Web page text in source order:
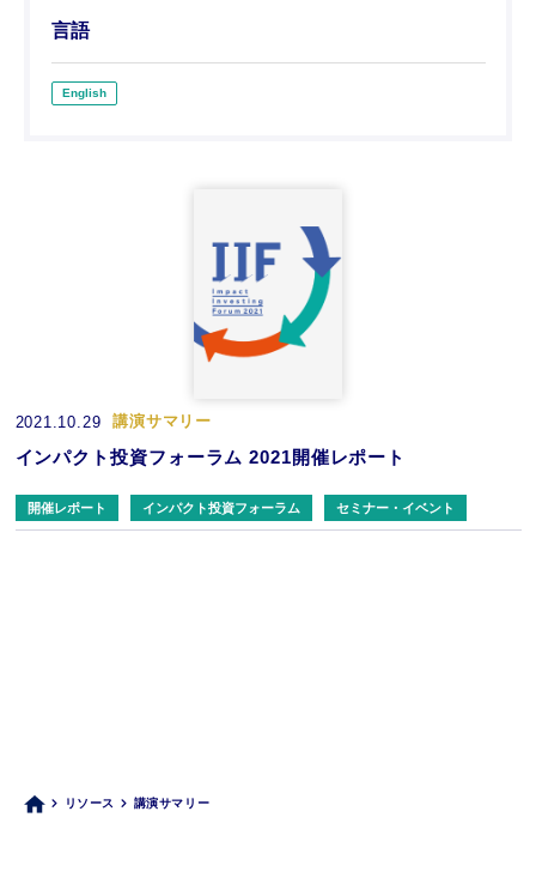
言語
English
2021.10.29 講演サマリー
インパクト投資フォーラム 2021開催レポート
開催レポート インパクト投資フォーラム セミナー・イベント
リソース 講演サマリー